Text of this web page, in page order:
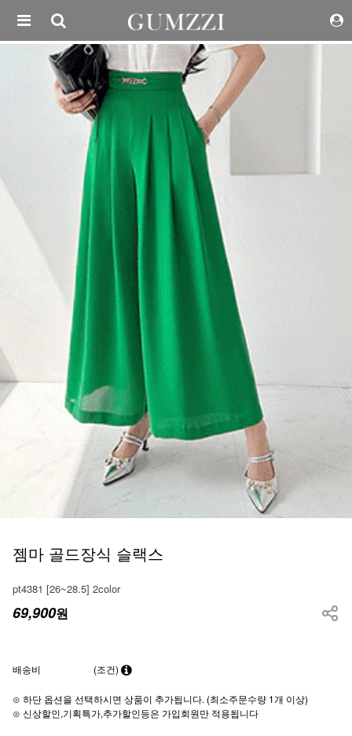
젬마 골드장식 슬랙스
pt4381 [26~28.5] 2color
69,900원
배송비 (조건)
⊙ 하단 옵션을 선택하시면 상품이 추가됩니다. (최소주문수량 1개 이상)
⊙ 신상할인,기획특가,추가할인등은 가입회원만 적용됩니다